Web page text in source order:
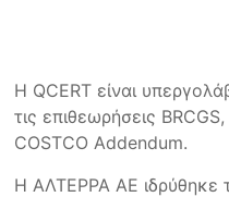
Η QCERT είναι
τις επιθεωρήσεις
COSTCO Addendum.
Η ΑΛΤΕΡΡΑ ΑΕ ιδρύθηκε